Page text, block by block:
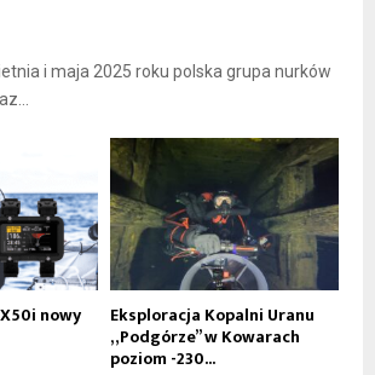
i maja 2025 roku polska grupa nurków
nowy Eksploracja Kopalni Uranu
„Podgórze” w Kowarach
poziom -230...